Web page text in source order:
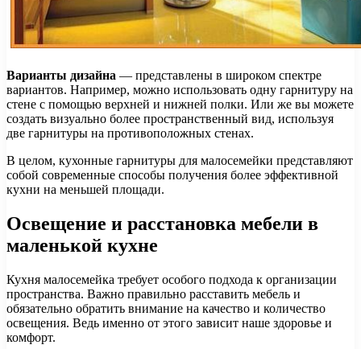
Варианты дизайна — представлены в широком спектре
вариантов. Например, можно использовать одну гарнитуру на
стене с помощью верхней и нижней полки. Или же вы можете
создать визуально более пространственный вид, используя
две гарнитуры на противоположных стенах.
В целом, кухонные гарнитуры для малосемейки представляют
собой современные способы получения более эффективной
кухни на меньшей площади.
Освещение и расстановка мебели в
маленькой кухне
Кухня малосемейка требует особого подхода к организации
пространства. Важно правильно расставить мебель и
обязательно обратить внимание на качество и количество
освещения. Ведь именно от этого зависит наше здоровье и
комфорт.